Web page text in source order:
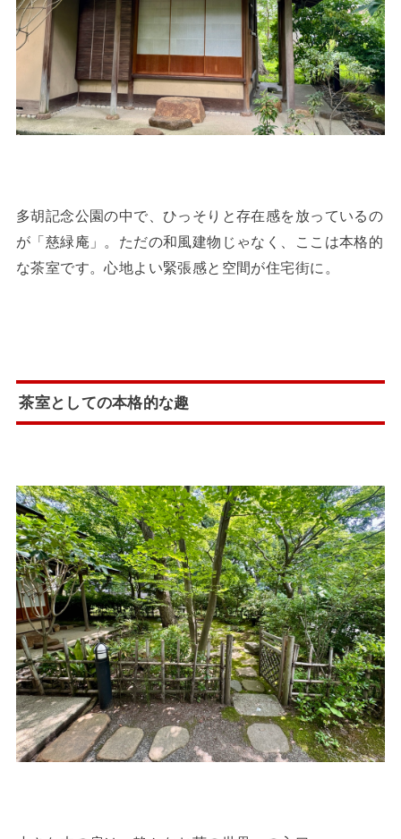
多胡記念公園の中で、ひっそりと存在感を放っているの
が「慈緑庵」。ただの和風建物じゃなく、ここは本格的
な茶室です。心地よい緊張感と空間が住宅街に。
茶室としての本格的な趣